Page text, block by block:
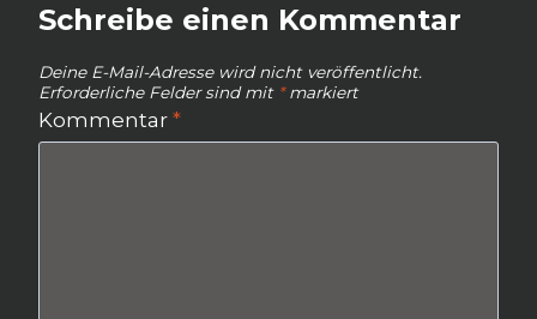
Schreibe einen Kommentar
Deine E-Mail-Adresse wird nicht veröffentlicht.
Erforderliche Felder sind mit *markiert
Kommentar *